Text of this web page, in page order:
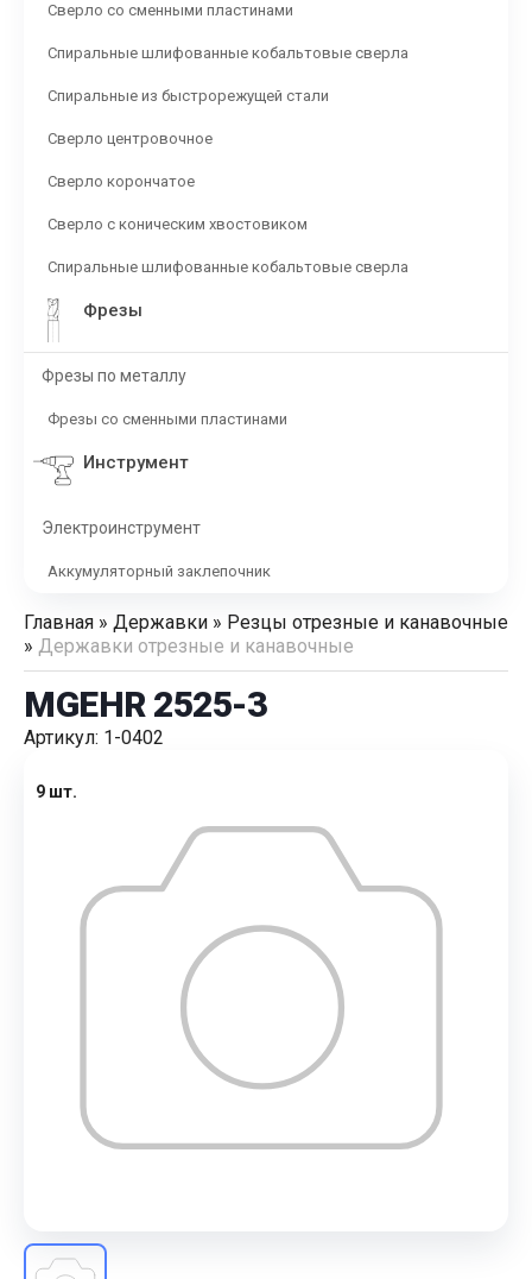
Сверло со сменными пластинами
Спиральные шлифованные кобальтовые сверла
Спиральные из быстрорежущей стали
Сверло центровочное
Сверло корончатое
Сверло с коническим хвостовиком
Спиральные шлифованные кобальтовые сверла
Фрезы
Фрезы по металлу
Фрезы со сменными пластинами
Инструмент
Электроинструмент
Аккумуляторный заклепочник
Главная » Державки » Резцы отрезные и канавочные
» Державки отрезные и канавочные
MGEHR 2525-3
Артикул: 1-0402
9 шт.